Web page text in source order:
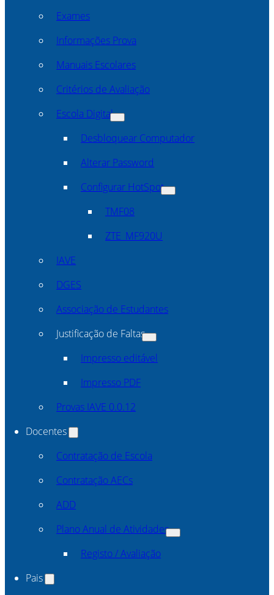
Exames
Informações Prova
Manuais Escolares
Critérios de Avaliação
Escola Digital
Desbloquear Computador
Alterar Password
Configurar HotSpot
TMF08
ZTE_MF920U
IAVE
DGES
Associação de Estudantes
Justificação de Faltas
Impresso editável
Impresso PDF
Provas IAVE 0.0.12
Docentes
Contratação de Escola
Contratação AECs
ADD
Plano Anual de Atividades
Registo / Avaliação
Pais